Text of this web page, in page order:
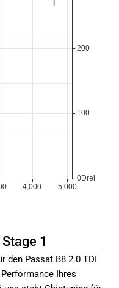
1
den Passat B8 2.0 TDI
Ihres